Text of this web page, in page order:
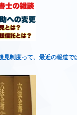
見制度って、最近の報道